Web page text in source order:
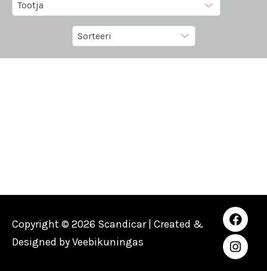
Copyright © 2026 Scandicar | Created &
Designed byVeebikuningas